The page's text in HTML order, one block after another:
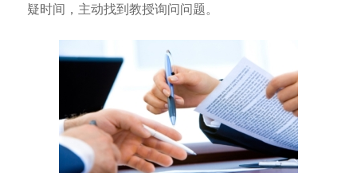
疑时间，主动找到教授询问问题。